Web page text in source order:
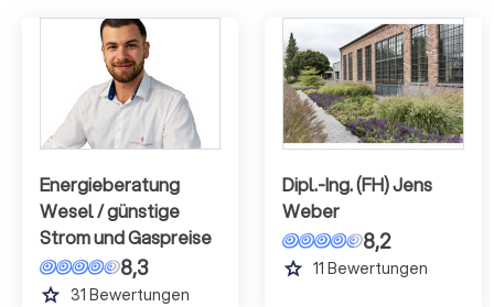
Energieberatung
Wesel / günstige
Strom und Gaspreise
8,3
grade 31 Bewertungen
Dipl.-Ing. (FH) Jens
Weber
8,2
grade 11 Bewertungen